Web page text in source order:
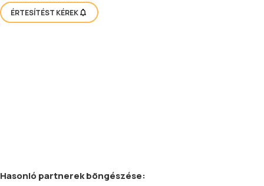
ÉRTESÍTÉST KÉREK
Hasonló partnerekböngészése: